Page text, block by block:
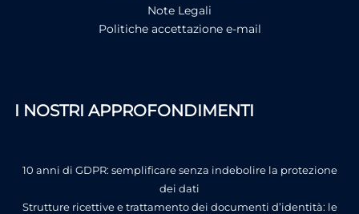
Note Legali
Politiche accettazione e-mail
I NOSTRI APPROFONDIMENTI
10 anni di GDPR: semplificare senza indebolire la protezione
dei dati
Strutture ricettive e trattamento dei documenti d’identità: le